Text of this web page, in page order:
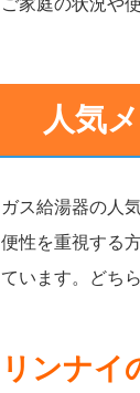
人気
ガス給湯器の人
便性を重視する
ています。どち
リンナイ